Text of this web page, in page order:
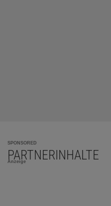
SPONSORED
PARTNERINHALTE
Anzeige